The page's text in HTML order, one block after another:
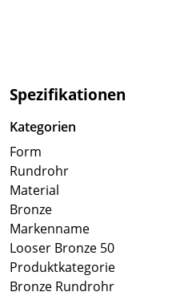
Spezifikationen
Kategorien
Form
Rundrohr
Material
Bronze
Markenname
Looser Bronze 50
Produktkategorie
Bronze Rundrohr